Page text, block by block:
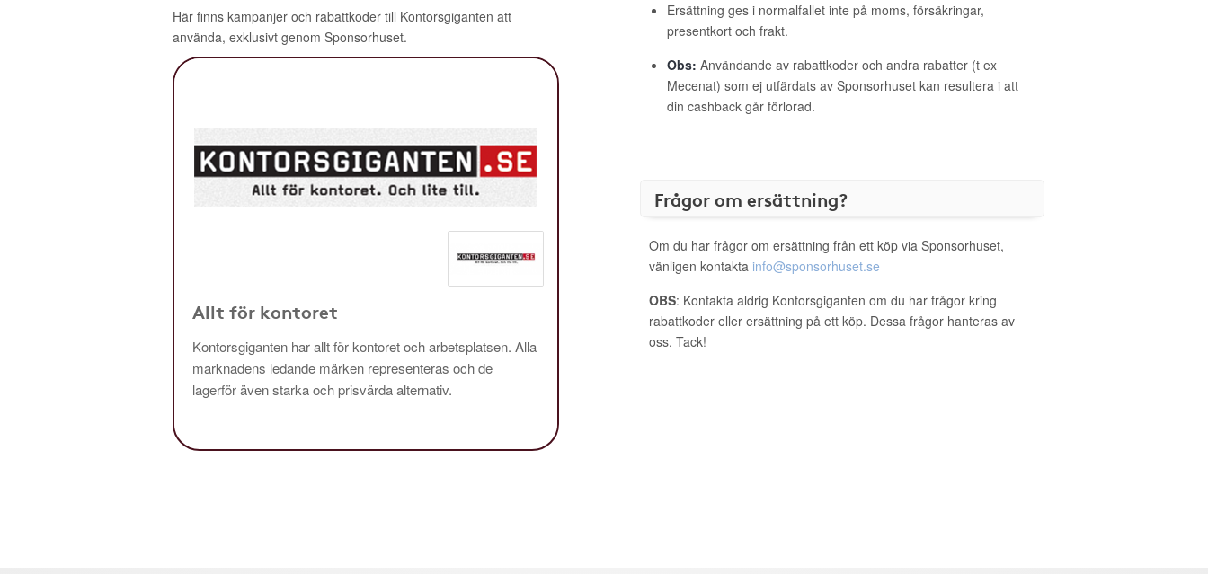
Här finns kampanjer och rabattkoder till Kontorsgiganten att
använda, exklusivt genom Sponsorhuset.
Allt för kontoret
Kontorsgiganten har allt för kontoret och arbetsplatsen. Alla
marknadens ledande märken representeras och de
lagerför även starka och prisvärda alternativ.
Ersättning ges i normalfallet inte på moms, försäkringar,
presentkort och frakt.
Obs: Användande av rabattkoder och andra rabatter (t ex
Mecenat) som ej utfärdats av Sponsorhuset kan resultera i att
din cashback går förlorad.
Frågor om ersättning?
Om du har frågor om ersättning från ett köp via Sponsorhuset,
vänligen kontakta info@sponsorhuset.se
OBS: Kontakta aldrig Kontorsgiganten om du har frågor kring
rabattkoder eller ersättning på ett köp. Dessa frågor hanteras av
oss. Tack!